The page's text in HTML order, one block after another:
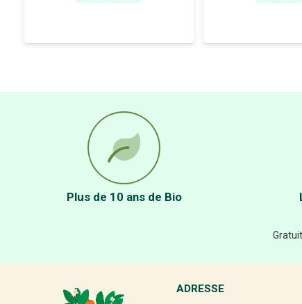
Plus de 10 ans de Bio
ADRESSE